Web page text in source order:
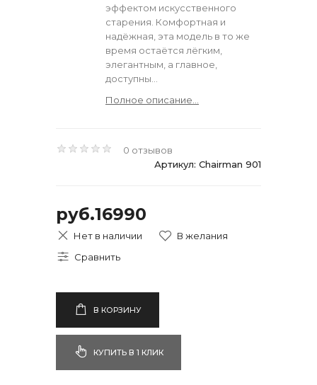
эффектом искусственного
старения. Комфортная и
надёжная, эта модель в то же
время остаётся лёгким,
элегантным, а главное,
доступны...
Полное описание...
0 отзывов
Артикул: Chairman 901
руб.16990
Нет в наличии
В КОРЗИНУ
КУПИТЬ В 1 КЛИК